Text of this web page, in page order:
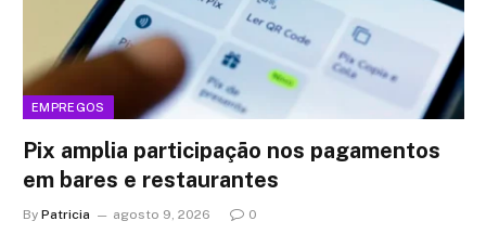
EMPREGOS
Pix amplia participação nos pagamentos
em bares e restaurantes
By Patricia agosto 9, 2026 0